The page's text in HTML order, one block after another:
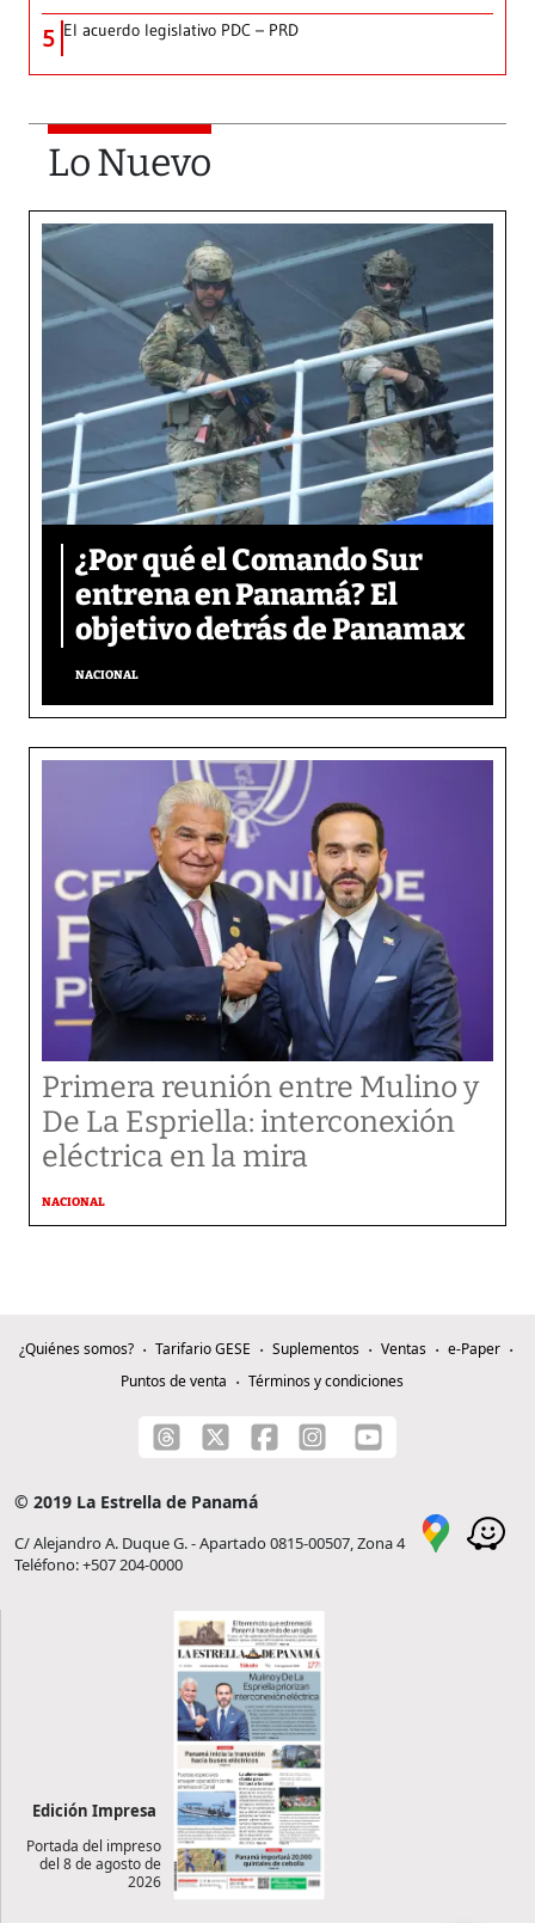
5 El acuerdo legislativo PDC – PRD
Lo Nuevo
¿Por qué el Comando Sur
entrena en Panamá? El
objetivo detrás de Panamax
NACIONAL
Primera reunión entre Mulino y
De La Espriella: interconexión
eléctrica en la mira
NACIONAL
¿Quiénes somos? Tarifario GESE Suplementos Ventas
e-Paper
Puntos de venta
Términos y condiciones
© 2019 La Estrella de Panamá
C/ Alejandro A. Duque G. - Apartado 0815-00507, Zona 4
Teléfono: +507 204-0000
Edición Impresa
Portada del impreso
del 8 de agosto de
2026